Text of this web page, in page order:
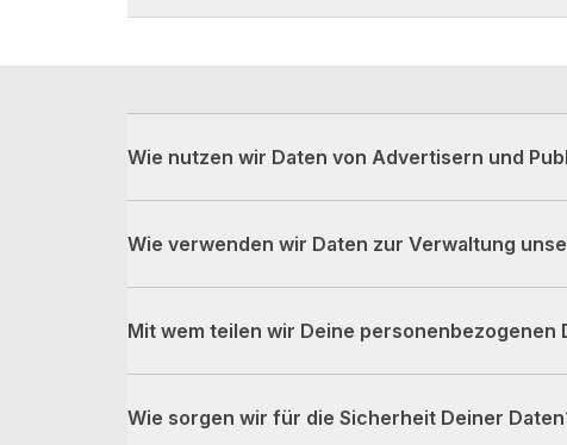
Wie nutzen wir Daten von Advertisern und
Wie verwenden wir Daten zur Verwaltung
Mit wem teilen wir Deine personenbezogenen
Wie sorgen wir für die Sicherheit Deiner